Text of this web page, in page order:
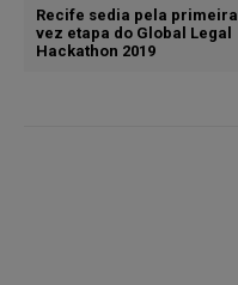
Recife sedia pela primeira
vez etapa do Global Legal
Hackathon 2019